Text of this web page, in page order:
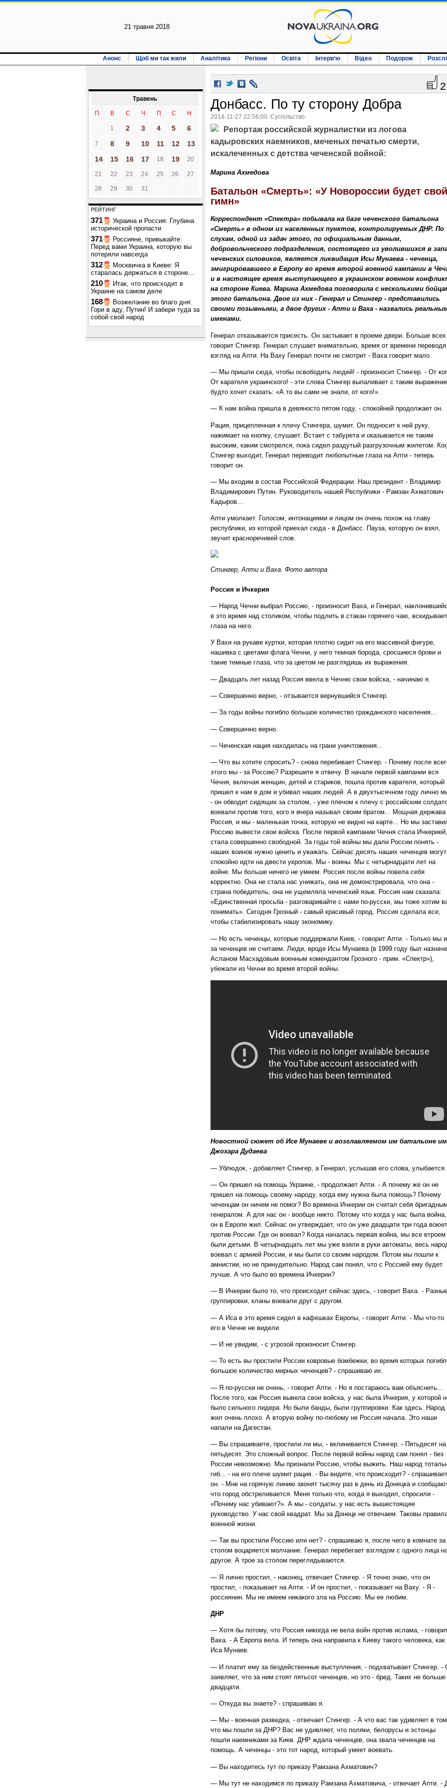
21 травня 2018
Анонс Щоб ми так жили Аналітика Регіони Освіта Інтерв‘ю Відео Подорож
Травень
П В С Ч П С Н
1 2 3 4 5 6
7 8 9 10 11 12
13
14
15 16 17 18 19 20
21 22 23 24 25 26 27
28 29 30 31
РЕЙТИНГ
371
Украина и Россия: Глубина
исторической пропасти
371
Россияне, привыкайте:
Перед вами Украина, которую вы
потеряли навсегда
312
Москвичка в Киеве: Я
старалась держаться в стороне...
210
Итак, что происходит в
Украине на самом деле
168
Возжелание во благо дня:
Гори в аду, Путин! И забери туда за
собой свой народ
2
Донбасс. По ту сторону Добра
2014-11-27 22:56:00. Суспільство
Репортаж российской журналистки из логова
кадыровских наемников, меченых печатью смерти,
искалеченных с детства чеченской войной:
Марина Ахмедова
Батальон «Смерть»: «У Новороссии будет свой
гимн»
Корреспондент «Спектра» побывала на базе чеченского батальона
«Смерть» в одном из населенных пунктов, контролируемых ДНР. По
слухам, одной из задач этого, по официальным данным,
добровольческого подразделения, состоящего из уволившихся в
чеченских силовиков, является ликвидация Исы Мунаева - чеченца,
эмигрировавшего в Европу во время второй военной кампании в
и в настоящее время выступающего в украинском военном
на стороне Киева. Марина Ахмедова поговорила с несколькими
этого батальона. Двое из них - Генерал и Стингер - представились
своими позывными, а двое других - Апти и Ваха - назвались
именами.
Генерал отказывается присесть. Он застывает в проеме двери. Больше всех
говорит Стингер. Генерал слушает внимательно, время от времени переводя
взгляд на Апти. На Ваху Генерал почти не смотрит - Ваха говорит мало.
— Мы пришли сюда, чтобы освободить людей! - произносит Стингер. - От
От карателя украинского! - эти слова Стингер выпаливает с таким
будто хочет сказать: «А то вы сами не знали, от кого!».
— К нам война пришла в девяносто пятом году, - спокойней продолжает он.
Рация, прицепленная к плечу Стингера, шумит. Он подносит к ней руку,
нажимает на кнопку, слушает. Встает с табурета и оказывается не таким
высоким, каким смотрелся, пока сидел раздутый разгрузочным жилетом.
Стингер выходит, Генерал переводит любопытные глаза на Апти - теперь
говорит он.
— Мы входим в состав Российской Федерации. Наш президент - Владимир
Владимирович Путин. Руководитель нашей Республики - Рамзан Ахматович
Кадыров...
Апти умолкает. Голосом, интонациями и лицом он очень похож на главу
республики, из которой приехал сюда - в Донбасс. Пауза, которую он взял,
звучит красноречивей слов.
Стингер, Апти и Ваха. Фото автора.
Россия и Ичкерия
— Народ Чечни выбрал Россию, - произносит Ваха, и Генерал,
в это время над столиком, чтобы подлить в стакан горячего чаю, вскидывает
глаза на него.
У Вахи на рукаве куртки, которая плотно сидит на его массивной фигуре,
нашивка с цветами флага Чечни, у него темная борода, сросшиеся брови и
такие темные глаза, что за цветом не разглядишь их выражения.
— Двадцать лет назад Россия ввела в Чечню свои войска, - начинаю я.
— Совершенно верно, - отзывается вернувшийся Стингер.
— За годы войны погибло большое количество гражданского населения...
— Совершенно верно.
— Чеченская нация находилась на грани уничтожения...
— Что вы хотите спросить? - снова перебивает Стингер. - Почему после
этого мы - за Россию? Разрешите я отвечу. В начале первой кампании вся
Чечня, включая женщин, детей и стариков, пошла против карателя, который
пришел к нам в дом и убивал наших людей. А в двухтысячном году лично
- он обводит сидящих за столом, - уже плечом к плечу с российским
воевали против того, кого я вчера называл своим братом... Мощная держава
Россия, и мы - маленькая точка, которую не видно на карте... Но мы
Россию вывести свои войска. После первой кампании Чечня стала Ичкерией,
стала совершенно свободной. За годы той войны мы дали России понять -
наших воинов нужно ценить и уважать. Сейчас десять наших чеченцев могут
спокойно идти на двести укропов. Мы - воины. Мы с четырнадцати лет на
войне. Мы больше ничего не умеем. Россия после войны повела себя
корректно. Она не стала нас унижать, она не демонстрировала, что она -
страна победитель, она не ущемляла чеченский язык. Россия нам сказала:
«Единственная просьба - разговаривайте с нами по-русски, мы тоже хотим
понимать». Сегодня Грозный - самый красивый город. Россия сделала все,
чтобы стабилизировать нашу экономику.
— Но есть чеченцы, которые поддержали Киев, - говорит Апти. - Только мы
за чеченцев не считаем. Люди, вроде Исы Мунаева (в 1999 году был
Асланом Масхадовым военным комендантом Грозного - прим. «Спектр»),
убежали из Чечни во время второй войны.
Новостной сюжет об Исе Мунаеве и возглавляемом им батальоне
Джохара Дудаева
— Ублюдок, - добавляет Стингер, а Генерал, услышав его слова, улыбается.
— Он пришел на помощь Украине, - продолжает Апти. - А почему же он не
пришел на помощь своему народу, когда ему нужна была помощь? Почему
чеченцам он ничем не помог? Во времена Ичкерии он считал себя
генералом. А для нас он - вообще никто. Потому что когда у нас была война,
он в Европе жил. Сейчас он утверждает, что он уже двадцати три года воюет
против России. Где он воевал? Когда началась первая война, мы все втроем
были детьми. В четырнадцать лет мы уже взяли в руки автоматы, весь
воевал с армией России, и мы были со своим народом. Потом мы пошли к
амнистии, но не принудительно. Народ сам понял, что с Россией ему будет
лучше. А что было во времена Ичкерии?
— В Ичкерии было то, что происходит сейчас здесь, - говорит Ваха. -
группировки, кланы воевали друг с другом.
— А Иса в это время сидел в кафешках Европы, - говорит Апти. - Мы что-то
его в Чечне не видели.
— И не увидим, - с угрозой произносит Стингер.
— То есть вы простили России ковровые бомбежки, во время которых
большое количество мирных чеченцев? - спрашиваю их.
— Я по-русски не очень, - говорит Апти. - Но я постараюсь вам объяснить...
После того, как Россия вывела свои войска, у нас была Ичкерия, у которой
было сильного лидера. Но были банды, были группировки. Как здесь. Народ
жил очень плохо. А вторую войну по-любому не Россия начала. Это наши
напали на Дагестан.
— Вы спрашиваете, простили ли мы, - вклинивается Стингер. - Пятьдесят на
пятьдесят. Это сложный вопрос. После первой войны народ сам понял - без
России невозможно. Мы признали Россию, чтобы выжить. Наш народ
гиб... - на его плече шумит рация. - Вы видите, что происходит? - спрашивает
он. - Мне на горячую линию звонят тысячу раз в день из Донецка и
что город обстреливается. Меня только что, когда я выходил, спросили -
«Почему нас убивают?». А мы - солдаты, у нас есть вышестоящее
руководство. У нас свой квадрат. Мы за Донецк не отвечаем. Таковы
военной жизни.
— Так вы простили Россию или нет? - спрашиваю я, после чего в комнате за
столом воцаряется молчание. Генерал перебегает взглядом с одного лица
другое. А трое за столом переглядываются.
— Я лично простил, - наконец, отвечает Стингер. - Я точно знаю, что он
простил, - показывает на Апти. - И он простил, - показывает на Ваху. - Я -
россиянин. Мы не имеем никакого зла на Россию. Мы ее любим.
ДНР
— Хотя бы потому, что Россия никогда не вела войн против ислама, -
Ваха. - А Европа вела. И теперь она направила к Киеву такого человека, как
Иса Мунаев.
— И платит ему за бездейственные выступления, - подхватывает Стингер. -
заявляет, что за ним стоят пятьсот чеченцев, но это - бред. Таких не больше
двадцати.
— Откуда вы знаете? - спрашиваю я.
— Мы - военная разведка, - отвечает Стингер. - А что вас так удивляет в
что мы пошли за ДНР? Вас не удивляет, что поляки, белорусы и эстонцы
пошли наемниками за Киев. ДНР ждала чеченцев, она звала чеченцев на
помощь. А чеченцы - это тот народ, который умеет воевать.
— Вы находитесь тут по приказу Рамзана Ахматович?
— Мы тут не находимся по приказу Рамзана Ахматовича, - отвечает Апти. -